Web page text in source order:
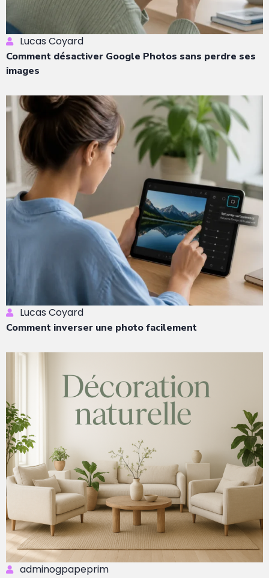
Lucas Coyard
Comment désactiver Google Photos sans perdre ses
images
Lucas Coyard
Comment inverser une photo facilement
adminogpapeprim